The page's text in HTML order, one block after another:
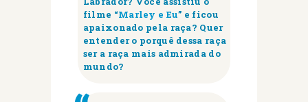
filme “Marley e Eu” e ficou
apaixonado pela raça? Quer
entender o porquê dessa raça
ser a raça mais admirada do
mundo?